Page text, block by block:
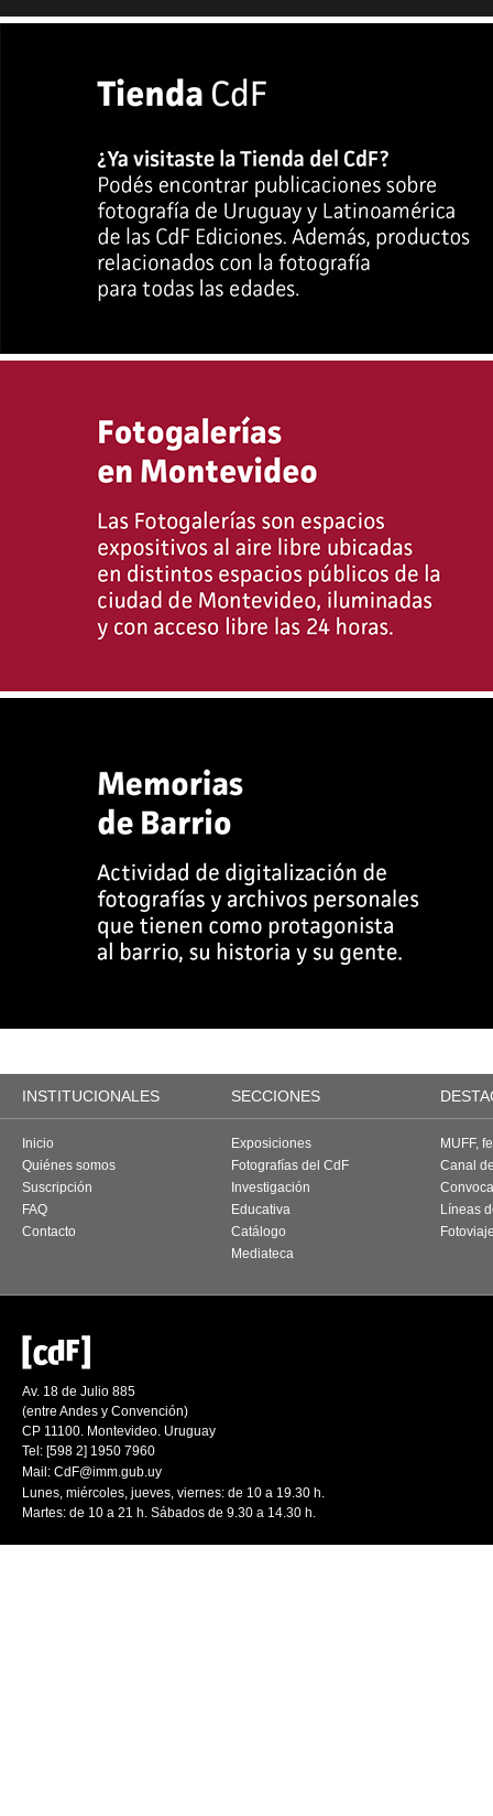
INSTITUCIONALES SECCIONES
Inicio
Quiénes somos
Suscripción
FAQ
Contacto
Exposiciones
Fotografías del CdF
Investigación
Educativa
Catálogo
Mediateca
MUFF,
Canal
Líneas
Av. 18 de Julio 885
(entre Andes y Convención)
CP 11100. Montevideo. Uruguay
Tel: [598 2] 1950 7960
Mail: CdF@imm.gub.uy
Lunes, miércoles, jueves, viernes: de 10 a 19.30 h.
Martes: de 10 a 21 h. Sábados de 9.30 a 14.30 h.